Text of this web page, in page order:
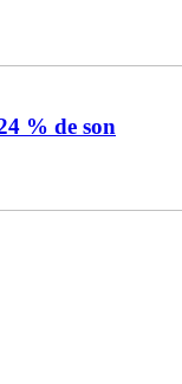
% de son